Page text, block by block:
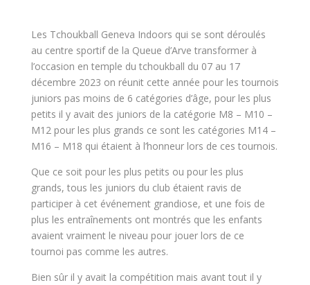
Les Tchoukball Geneva Indoors qui se sont déroulés
au centre sportif de la Queue d’Arve transformer à
l’occasion en temple du tchoukball du 07 au 17
décembre 2023 on réunit cette année pour les tournois
juniors pas moins de 6 catégories d’âge, pour les plus
petits il y avait des juniors de la catégorie M8 – M10 –
M12 pour les plus grands ce sont les catégories M14 –
M16 – M18 qui étaient à l’honneur lors de ces tournois.
Que ce soit pour les plus petits ou pour les plus
grands, tous les juniors du club étaient ravis de
participer à cet événement grandiose, et une fois de
plus les entraînements ont montrés que les enfants
avaient vraiment le niveau pour jouer lors de ce
tournoi pas comme les autres.
Bien sûr il y avait la compétition mais avant tout il y